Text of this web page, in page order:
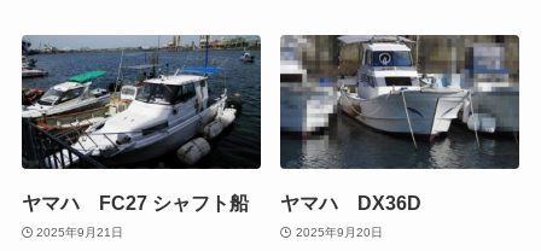
ヤマハ FC27 シャフト船
2025年9月21日
ヤマハ DX36D
2025年9月20日